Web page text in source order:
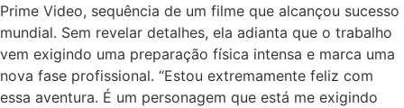
Prime Video, sequência de um filme que alcançou sucesso
mundial. Sem revelar detalhes, ela adianta que o trabalho
vem exigindo uma preparação física intensa e marca uma
nova fase profissional. “Estou extremamente feliz com
essa aventura. É um personagem que está me exigindo